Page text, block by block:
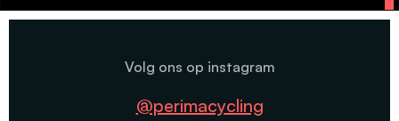
Volg ons op instagram
@perimacycling